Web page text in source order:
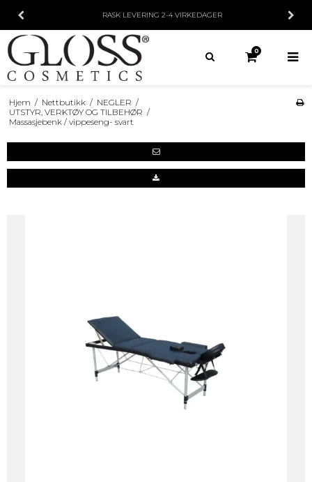
RASK LEVERING 2-4 VIRKEDAGER
0
Hjem / Nettbutikk / NEGLER /
UTSTYR, VERKTØY OG TILBEHØR /
Massasjebenk / vippeseng- svart